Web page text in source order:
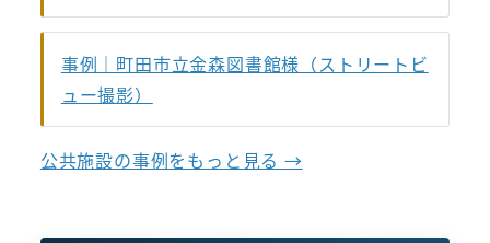
事例｜町田市立金森図書館様（ストリートビ
ュー撮影）
公共施設の事例をもっと見る →